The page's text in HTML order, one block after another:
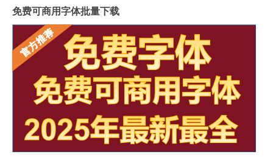
免费可商用字体批量下载